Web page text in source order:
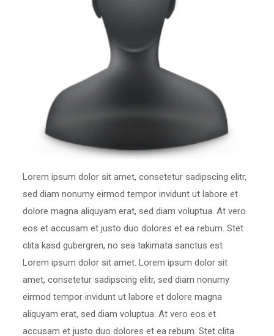
Lorem ipsum dolor sit amet, consetetur sadipscing elitr,
sed diam nonumy eirmod tempor invidunt ut labore et
dolore magna aliquyam erat, sed diam voluptua. At vero
eos et accusam et justo duo dolores et ea rebum. Stet
clita kasd gubergren, no sea takimata sanctus est
Lorem ipsum dolor sit amet. Lorem ipsum dolor sit
amet, consetetur sadipscing elitr, sed diam nonumy
eirmod tempor invidunt ut labore et dolore magna
aliquyam erat, sed diam voluptua. At vero eos et
accusam et justo duo dolores et ea rebum. Stet clita